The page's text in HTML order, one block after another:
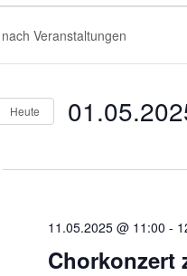
Heute
Chorkonzert
11.05.2025 @ 11:00 -